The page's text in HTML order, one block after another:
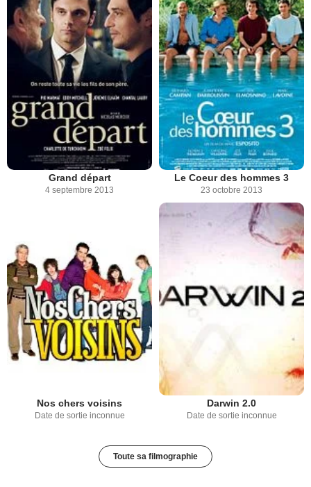
Grand départ
4 septembre 2013
Le Coeur des hommes 3
23 octobre 2013
Nos chers voisins
Date de sortie inconnue
Darwin 2.0
Date de sortie inconnue
Toute sa filmographie